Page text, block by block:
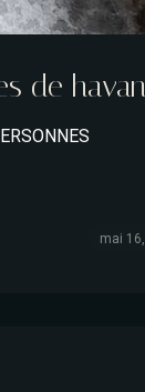
de
mai